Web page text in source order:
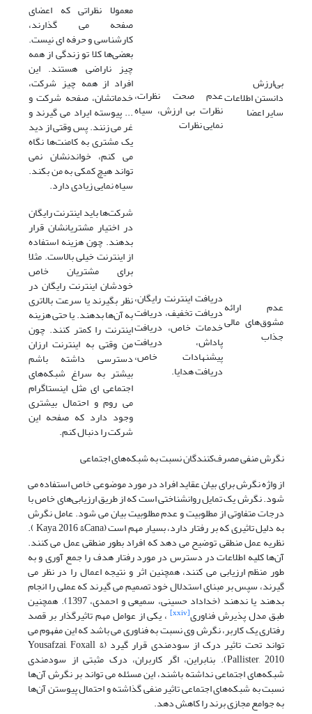
بی‌ارزش
دانستن اطلاعات
سایر اعضا
عدم صحت نظرات،
نظرات بی ارزش، سیاه
نمایی نظرات
معمولا نظراتی که اعضای
صفحه می گذارند،
کارشناسی و حرفه ای نیست.
بعضی‌ها کلا تو زندگی از همه
چیز ناراضی هستند. این
افراد از همه چیز شرکت،
خدماتشان، صفحه شرکت و
... پیوسته ایراد می گیرند و
غر می زنند. پس وقتی از دید
یک مشتری به کامنت‌ها نگاه
می کنم، خواندنشان نمی
تواند هیچ کمکی به من بکند.
سیاه نمایی زیادی دارد.
عدم ارائه
مشوق‌های مالی
جذاب
دریافت اینترنت رایگان،
دریافت تخفیف، دریافت
خدمات خاص، دریافت
پاداش، دریافت
پیشنهادات خاص،
دریافت هدایا.
شرکت‌ها باید اینترنت رایگان
در اختیار مشتریانشان قرار
بدهند. چون هزینه استفاده
از اینترنت خیلی بالاست. مثلا
برای مشتریان خاص
خودشان اینترنت رایگان در
نظر بگیرند یا سرعت بالاتری
به آن‌ها بدهند. یا حتی هزینه
اینترنت را کمتر کنند. چون
من وقتی به اینترنت ارزان
دسترسی داشته باشم
بیشتر به سراغ شبکه‌های
اجتماعی ای مثل اینستاگرام
می روم و احتمال بیشتری
وجود دارد که صفحه این
شرکت را دنبال کنم.
نگرش منفی مصرف‌کنندگان نسبت به شبکه‌های اجتماعی
از واژه نگرش برای بیان عقاید افراد در مورد موضوعی خاص استفاده می
شود. نگرش یک تمایل روانشناختی است که از طریق ارزیابی‌های خاص با
درجات متفاوتی از مطلوبیت و عدم مطلوبیت بیان می شود. عامل نگرش
به دلیل تاثیری که بر رفتار دارد، بسیار مهم است (Kaya, 2016 &Cana ).
نظریه عمل منطقی توضیح می دهد که افراد بطور منطقی عمل می کنند.
آن‌ها کلیه اطلاعات در دسترس در مورد رفتار هدف را جمع آوری و به
طور منظم ارزیابی می کنند، همچنین اثر و نتیجه اعمال را در نظر می
گیرند، سپس بر مبنای استدلال خود تصمیم می گیرند که عملی را انجام
بدهند یا ندهند (خداداد حسینی، سمیعی و احمدی، 1397). همچنین
طبق مدل پذیرش فناوری[xxiv] ، یکی از عوامل مهم تاثیرگذار بر قصد
رفتاری یک کاربر، نگرش وی نسبت به فناوری می باشد که این مفهوم می
تواند تحت تاثیر درک از سودمندی قرار گیرد (Yousafzai, Foxall &
Pallister, 2010). بنابراین، اگر کاربران، درک مثبتی از سودمندی
شبکه‌های اجتماعی نداشته باشند، این مسئله می تواند بر نگرش آن‌ها
نسبت به شبکه‌های اجتماعی تاثیر منفی گذاشته و احتمال پیوستن آن‌ها
به جوامع مجازی برند را کاهش دهد.